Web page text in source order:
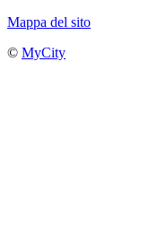
Mappa del sito
© MyCity